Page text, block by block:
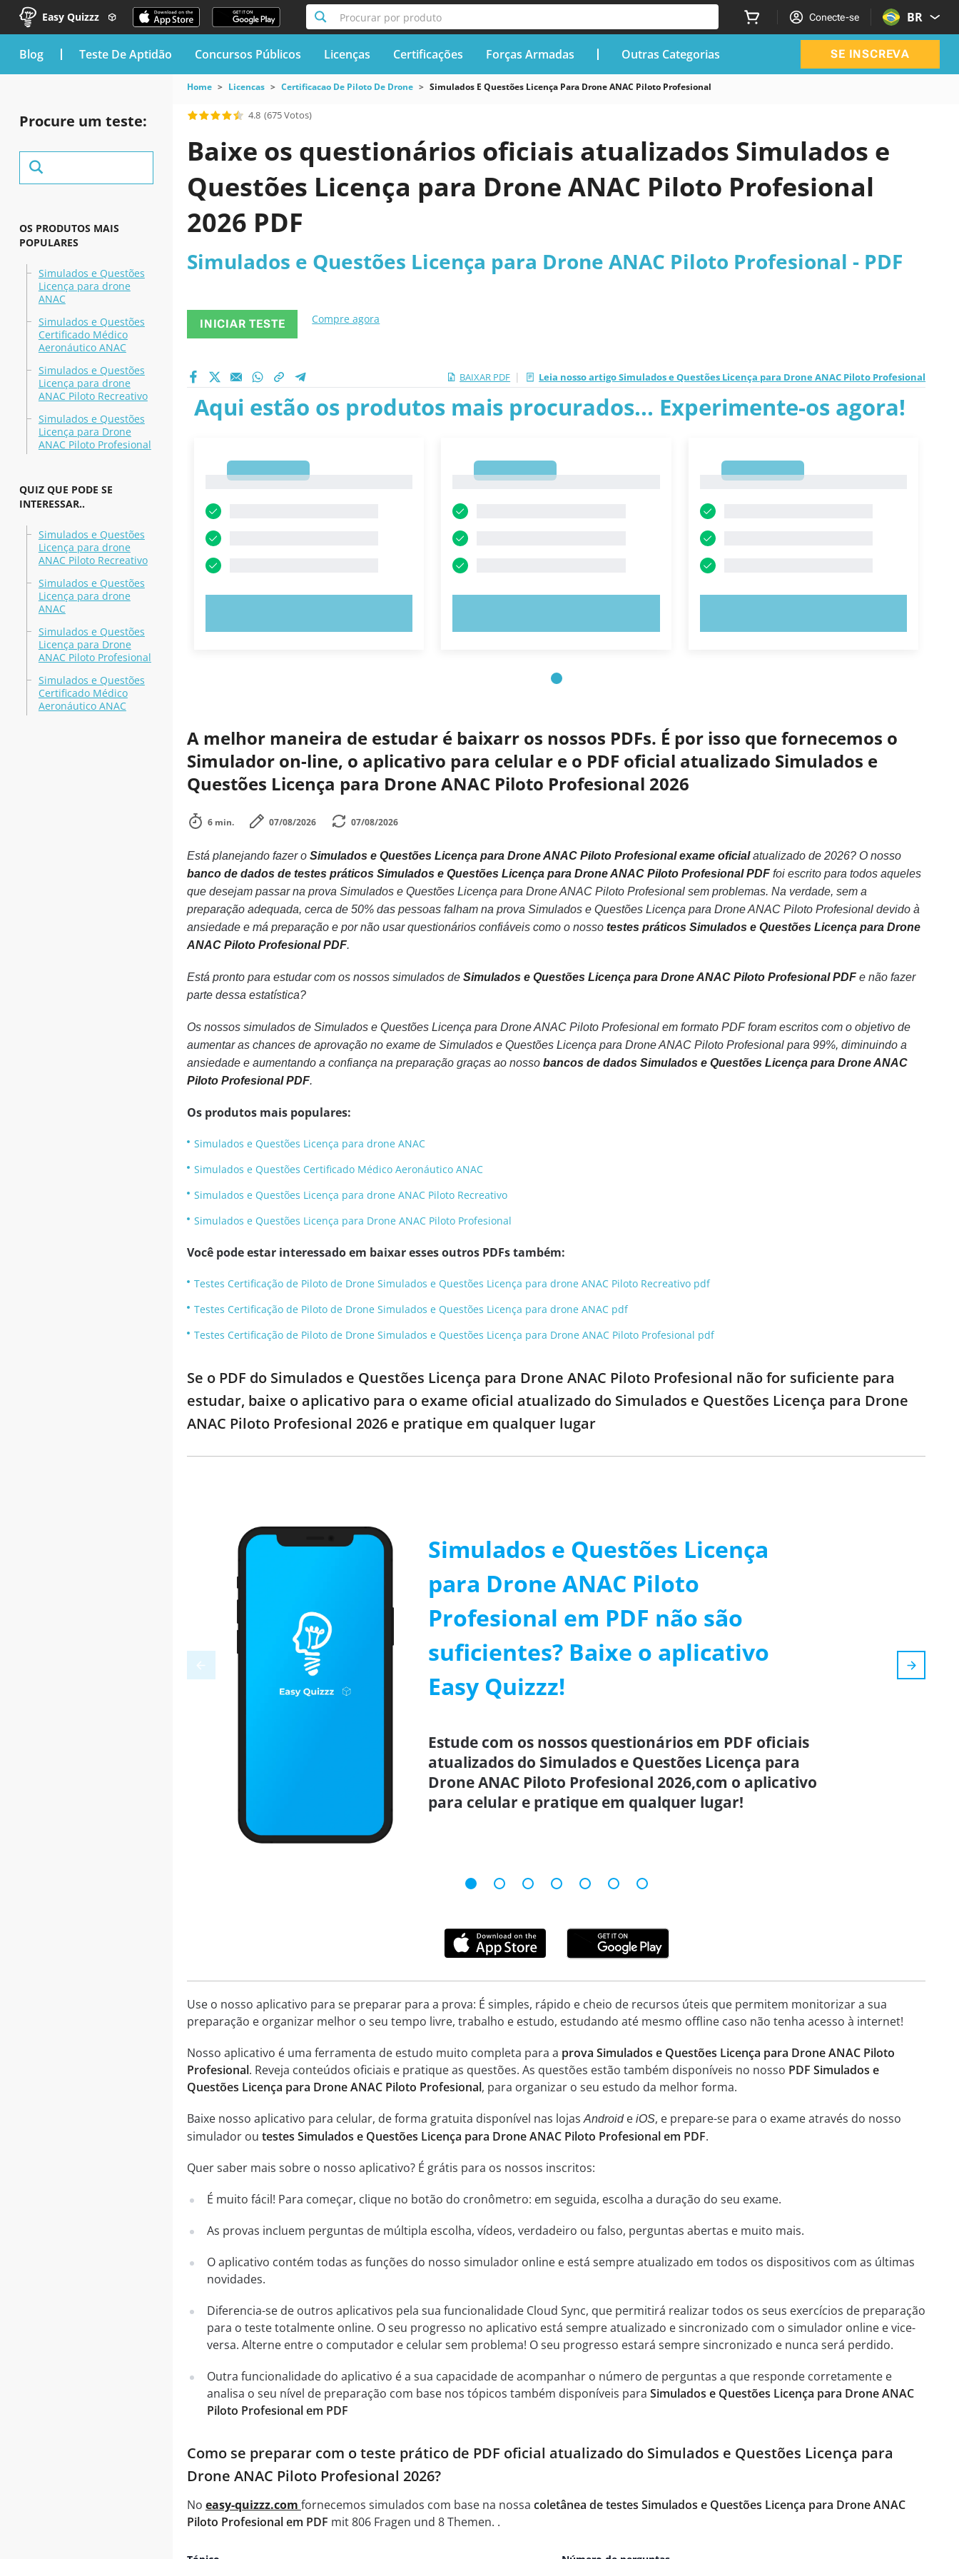
Easy Quizzz Procurar por produto Conecte-se BR
blog Teste De Aptidão Concursos Públicos Licenças Certificações Forças Armadas Outras Categorias SE INSCREVA
Procure um teste:
OS PRODUTOS MAIS
POPULARES
Simulados e Questões
Licença para drone
ANAC
Simulados e Questões
Certificado Médico
Aeronáutico ANAC
Simulados e Questões
Licença para drone
ANAC Piloto Recreativo
Simulados e Questões
Licença para Drone
ANAC Piloto Profesional
QUIZ QUE PODE SE
INTERESSAR..
Simulados e Questões
Licença para drone
ANAC Piloto Recreativo
Simulados e Questões
Licença para drone
ANAC
Simulados e Questões
Licença para Drone
ANAC Piloto Profesional
Simulados e Questões
Certificado Médico
Aeronáutico ANAC
Home Licencas Certificacao De Piloto De Drone Simulados E Questões Licença Para Drone ANAC Piloto Profesional
4.8 (675 Votos)
Baixe os questionários oficiais atualizados Simulados e
Questões Licença para Drone ANAC Piloto Profesional
2026 PDF
Simulados e Questões Licença para Drone ANAC Piloto Profesional - PDF
INICIAR TESTE Compre agora
BAIXAR PDF | Leia nosso artigo Simulados e Questões Licença para Drone ANAC Piloto Profesional
Aqui estão os produtos mais procurados... Experimente-os agora!
A melhor maneira de estudar é baixarr os nossos PDFs. É por isso que fornecemos o
Simulador on-line, o aplicativo para celular e o PDF oficial atualizado Simulados e
Questões Licença para Drone ANAC Piloto Profesional 2026
6 min. 07/08/2026 07/08/2026
Está planejando fazer o Simulados e Questões Licença para Drone ANAC Piloto Profesional exame oficialatualizado de 2026? O nosso
banco de dados de testes práticos Simulados e Questões Licença para Drone ANAC Piloto Profesional PDFfoi escrito para todos aqueles
que desejam passar na prova Simulados e Questões Licença para Drone ANAC Piloto Profesional sem problemas. Na verdade, sem a
preparação adequada, cerca de 50% das pessoas falham na prova Simulados e Questões Licença para Drone ANAC Piloto Profesional devido à
ansiedade e má preparação e por não usar questionários confiáveis como o nosso testes práticos Simulados e Questões Licença para Drone
ANAC Piloto Profesional PDF.
Está pronto para estudar com os nossos simulados de Simulados e Questões Licença para Drone ANAC Piloto Profesional PDFe não fazer
parte dessa estatística?
Os nossos simulados de Simulados e Questões Licença para Drone ANAC Piloto Profesional em formato PDF foram escritos com o objetivo de
aumentar as chances de aprovação no exame de Simulados e Questões Licença para Drone ANAC Piloto Profesional para 99%, diminuindo a
ansiedade e aumentando a confiança na preparação graças ao nosso bancos de dados Simulados e Questões Licença para Drone ANAC
Piloto Profesional PDF.
Os produtos mais populares:
Simulados e Questões Licença para drone ANAC
Simulados e Questões Certificado Médico Aeronáutico ANAC
Simulados e Questões Licença para drone ANAC Piloto Recreativo
Simulados e Questões Licença para Drone ANAC Piloto Profesional
Você pode estar interessado em baixar esses outros PDFs também:
Testes Certificação de Piloto de Drone Simulados e Questões Licença para drone ANAC Piloto Recreativo pdf
Testes Certificação de Piloto de Drone Simulados e Questões Licença para drone ANAC pdf
Testes Certificação de Piloto de Drone Simulados e Questões Licença para Drone ANAC Piloto Profesional pdf
Se o PDF do Simulados e Questões Licença para Drone ANAC Piloto Profesional não for suficiente para
estudar, baixe o aplicativo para o exame oficial atualizado do Simulados e Questões Licença para Drone
ANAC Piloto Profesional 2026 e pratique em qualquer lugar
Simulados e Questões Licença
para Drone ANAC Piloto
Profesional em PDF não são
suficientes? Baixe o aplicativo
Easy Quizzz!
Estude com os nossos questionários em PDF oficiais
atualizados do Simulados e Questões Licença para
Drone ANAC Piloto Profesional 2026,com o aplicativo
para celular e pratique em qualquer lugar!
Use o nosso aplicativo para se preparar para a prova: É simples, rápido e cheio de recursos úteis que permitem monitorizar a sua
preparação e organizar melhor o seu tempo livre, trabalho e estudo, estudando até mesmo offline caso não tenha acesso à internet!
Nosso aplicativo é uma ferramenta de estudo muito completa para a prova Simulados e Questões Licença para Drone ANAC Piloto
Profesional. Reveja conteúdos oficiais e pratique as questões. As questões estão também disponíveis no nosso PDF Simulados e
Questões Licença para Drone ANAC Piloto Profesional, para organizar o seu estudo da melhor forma.
Baixe nosso aplicativo para celular, de forma gratuita disponível nas lojasAndroide iOS, e prepare-se para o exame através do nosso
simulador ou testes Simulados e Questões Licença para Drone ANAC Piloto Profesional em PDF.
Quer saber mais sobre o nosso aplicativo? É grátis para os nossos inscritos:
É muito fácil! Para começar, clique no botão do cronômetro: em seguida, escolha a duração do seu exame.
As provas incluem perguntas de múltipla escolha, vídeos, verdadeiro ou falso, perguntas abertas e muito mais.
O aplicativo contém todas as funções do nosso simulador online e está sempre atualizado em todos os dispositivos com as últimas
novidades.
Diferencia-se de outros aplicativos pela sua funcionalidade Cloud Sync, que permitirá realizar todos os seus exercícios de preparação
para o teste totalmente online. O seu progresso no aplicativo está sempre atualizado e sincronizado com o simulador online e vice-
versa. Alterne entre o computador e celular sem problema! O seu progresso estará sempre sincronizado e nunca será perdido.
Outra funcionalidade do aplicativo é a sua capacidade de acompanhar o número de perguntas a que responde corretamente e
analisa o seu nível de preparação com base nos tópicos também disponíveis para Simulados e Questões Licença para Drone ANAC
Piloto Profesional em PDF
Como se preparar com o teste prático de PDF oficial atualizado do Simulados e Questões Licença para
Drone ANAC Piloto Profesional 2026?
No easy-quizzz.com fornecemos simulados com base na nossa coletânea de testes Simulados e Questões Licença para Drone ANAC
Piloto Profesional em PDF mit 806 Fragen und 8 Themen. .